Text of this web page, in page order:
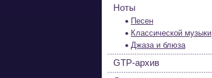
Ноты
Песен
Классической музыки
Джаза и блюза
GTP-архив